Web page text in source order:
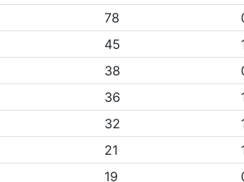
78
45
38
36
32
21
19